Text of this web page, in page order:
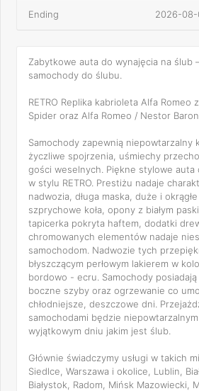
Ending 2026-08-
Zabytkowe auta do wynajęcia na ślub
samochody do ślubu.
RETRO Replika kabrioleta Alfa Romeo
Spider oraz Alfa Romeo / Nestor
Samochody zapewnią niepowtarzalny
życzliwe spojrzenia, uśmiechy
gości weselnych. Piękne stylowe
w stylu RETRO. Prestiżu nadaje
nadwozia, długa maska, duże i
szprychowe koła, opony z białym
tapicerka pokryta haftem, dodatki
chromowanych elementów nadaje
samochodom. Nadwozie tych
błyszczącym perłowym lakierem w
bordowo - ecru. Samochody posiadają
boczne szyby oraz ogrzewanie co
chłodniejsze, deszczowe dni.
samochodami będzie
wyjątkowym dniu jakim jest ślub.
Głównie świadczymy usługi w takich
Siedlce, Warszawa i okolice, Lublin,
Białystok, Radom, Mińsk Mazowiecki,